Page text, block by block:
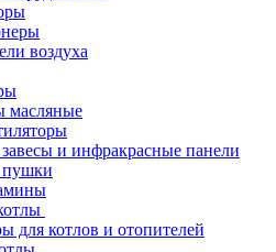
воздуха
масляные
и инфракрасные панели
пушки
для котлов и отопителей